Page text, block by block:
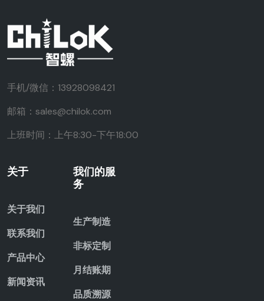
手机/微信：13928098421
邮箱：sales@chilok.com
上班时间：上午8:30-下午18:00
关于
关于我们
联系我们
产品中心
新闻资讯
我们的服
务
生产制造
非标定制
月结账期
品质溯源